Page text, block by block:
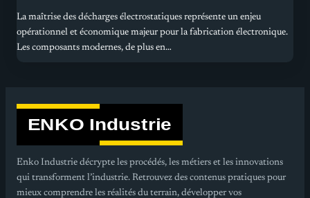
La maîtrise des décharges électrostatiques représente un enjeu
opérationnel et économique majeur pour la fabrication électronique.
Les composants modernes, de plus en…
Enko Industrie décrypte les procédés, les métiers et les innovations
qui transforment l’industrie. Retrouvez des contenus pratiques pour
mieux comprendre les réalités du terrain, développer vos